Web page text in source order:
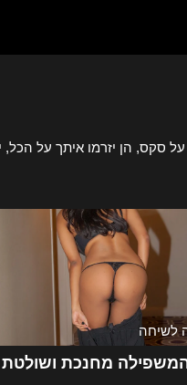
הן יזרמו איתך על הכל,
לשיחה
מחנכת ושולטת